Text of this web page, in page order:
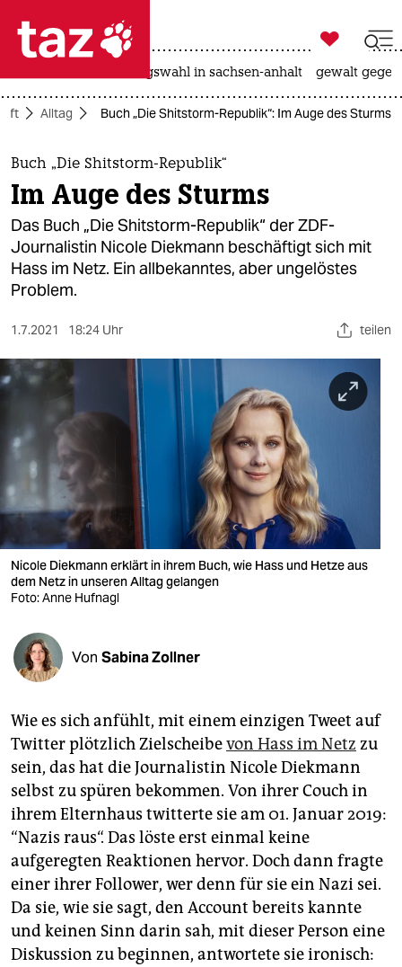
 taz zahl ich
taz zahl ich
themen
politik
öko
gesellschaft
kultur
sport
nord
wahrheit
verlag
verlag
veranstaltungen
shop
fragen & hilfe
abo
genossenschaft
epaper login

taz zahl ich
landtagswahl in sachsen-anhalt gewalt
Alltag Buch „Die Shitstorm-Republik“: Im Auge des Sturms
Buch „Die Shitstorm-Republik“
Im Auge des Sturms
Das Buch „Die Shitstorm-Republik“ der ZDF-
Journalistin Nicole Diekmann beschäftigt sich mit
Hass im Netz. Ein allbekanntes, aber ungelöstes
Problem.
1.7.2021 18:24 Uhr teilen
Nicole Diekmann erklärt in ihrem Buch, wie Hass und Hetze aus
dem Netz in unseren Alltag gelangen
Foto: Anne Hufnagl
Von Sabina Zollner
Wie es sich anfühlt, mit einem einzigen Tweet auf
Twitter plötzlich Zielscheibevon Hass im Netz zu
sein, das hat die Journalistin Nicole Diekmann
selbst zu spüren bekommen. Von ihrer Couch in
ihrem Elternhaus twitterte sie am 01. Januar 2019:
“Nazis raus“. Das löste erst einmal keine
aufgeregten Reaktionen hervor. Doch dann fragte
einer ihrer Follower, wer denn für sie ein Nazi sei.
Da sie, wie sie sagt, den Account bereits kannte
und keinen Sinn darin sah, mit dieser Person eine
Diskussion zu beginnen, antwortete sie ironisch: